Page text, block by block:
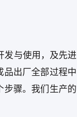
发与使用，及先进
品出厂全部过程中
步骤。我们生产的